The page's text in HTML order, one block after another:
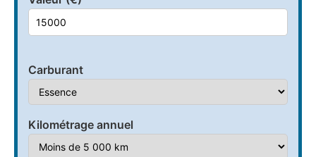
Carburant
Kilométrage annuel